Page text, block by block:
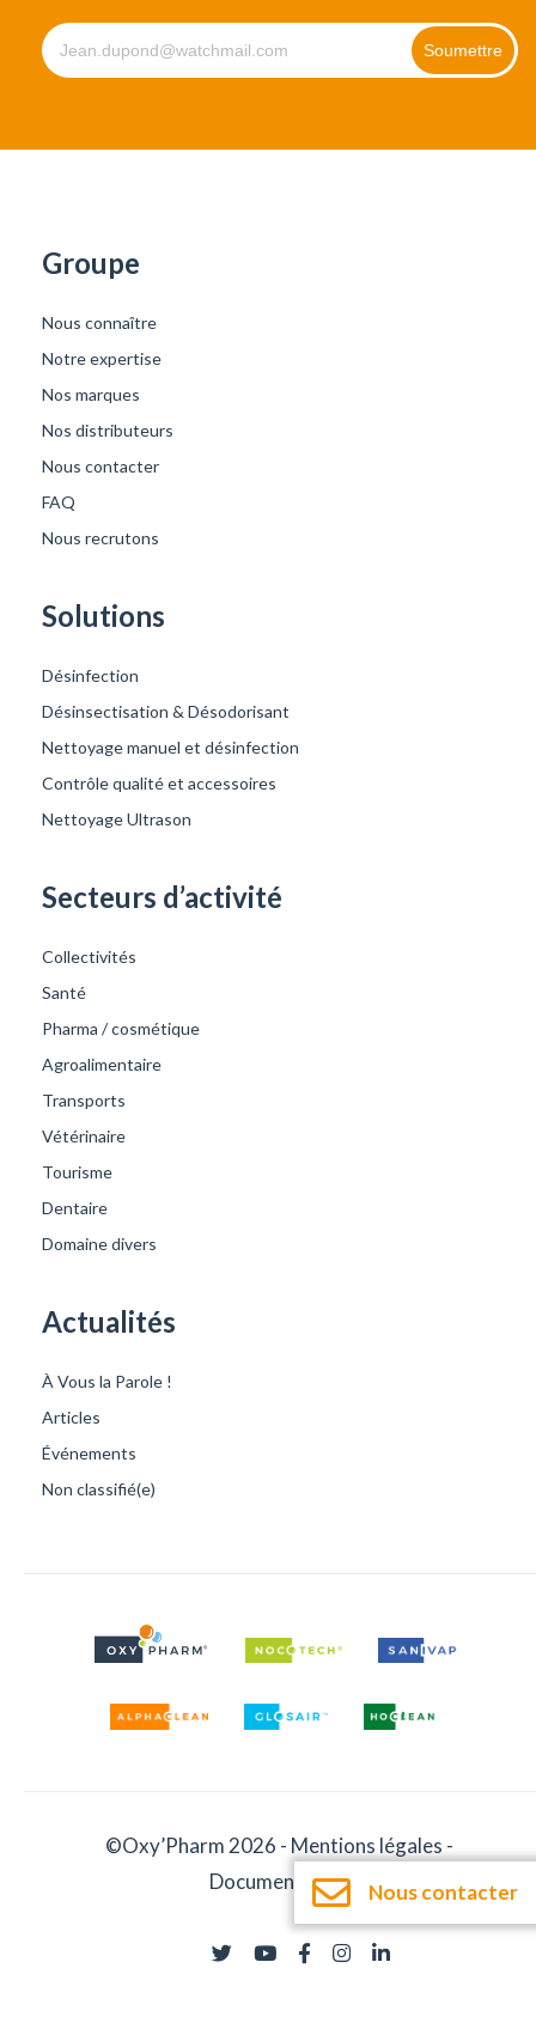
Groupe
Nous connaître
Notre expertise
Nos marques
Nos distributeurs
Nous contacter
FAQ
Nous recrutons
Solutions
Désinfection
Désinsectisation & Désodorisant
Nettoyage manuel et désinfection
Contrôle qualité et accessoires
Nettoyage Ultrason
Secteurs d’activité
Collectivités
Santé
Pharma / cosmétique
Agroalimentaire
Transports
Vétérinaire
Tourisme
Dentaire
Domaine divers
Actualités
À Vous la Parole !
Articles
Événements
Non classifié(e)
©Oxy’Pharm 2026 - Mentions légales -
Documentation
Nous contacter